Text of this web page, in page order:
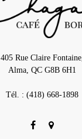
405 Rue Claire
Alma, QC G8B 6H1
Tél. : (418) 668-1898